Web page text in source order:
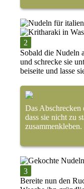
Sobald die Nudeln
und schrecke sie
beiseite und lasse
Das Abschrecken
dass sie nicht zu
zusammenkleben.
Bereite nun den